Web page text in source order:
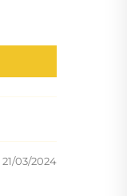
21/03/2024